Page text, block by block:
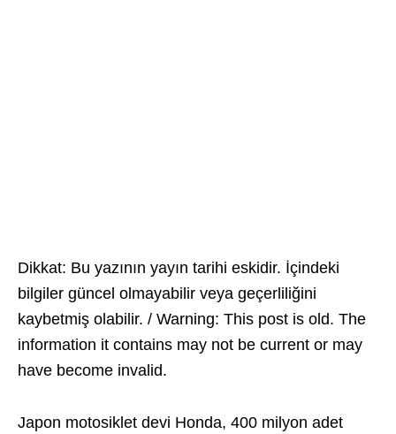
Dikkat: Bu yazının yayın tarihi eskidir. İçindeki
bilgiler güncel olmayabilir veya geçerliliğini
kaybetmiş olabilir. / Warning: This post is old. The
information it contains may not be current or may
have become invalid.
Japon motosiklet devi Honda, 400 milyon adet